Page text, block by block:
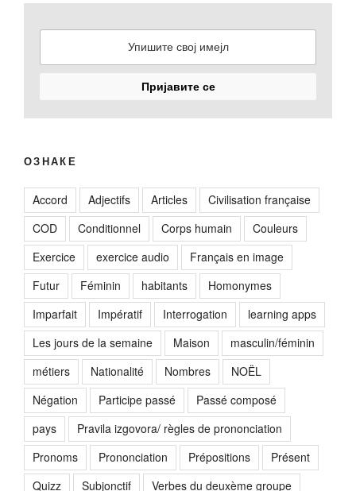
ОЗНАКЕ
Accord Adjectifs Articles
Civilisation française
COD
Conditionnel Corps humain
Couleurs
Exercice
exercice audio
Français en image
Futur
Féminin habitants
Homonymes
Imparfait
Impératif Interrogation
learning apps
Les jours de la semaine
Maison
masculin/féminin
métiers
Nationalité Nombres
NOËL
Négation
Participe passé
Passé composé
pays
Pravila izgovora/ règles de prononciation
Pronoms
Prononciation Prépositions
Présent
Quizz
Subjonctif
Verbes du deuxème groupe